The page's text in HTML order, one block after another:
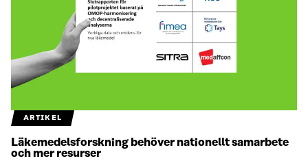
ARTIKEL
Läkemedelsforskning behöver nationellt samarbete
och mer resurser